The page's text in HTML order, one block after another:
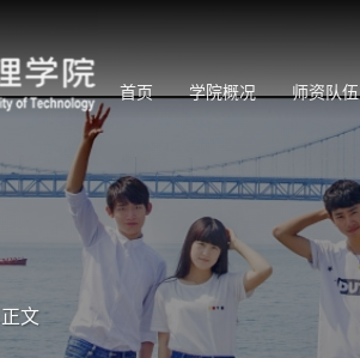
首页
学院概况 师资队伍
正文